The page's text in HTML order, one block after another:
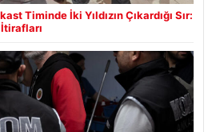
Timinde İki Yıldızın Çıkardığı Sır: